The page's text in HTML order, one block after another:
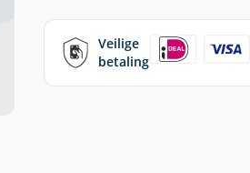
Veilige
betaling